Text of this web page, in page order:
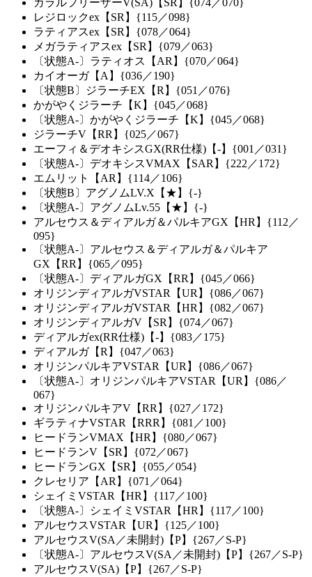
ガラルフリーザーV(SA)【SR】{074／070}
レジロックex【SR】{115／098}
ラティアスex【SR】{078／064}
メガラティアスex【SR】{079／063}
〔状態A-〕ラティオス【AR】{070／064}
カイオーガ【A】{036／190}
〔状態B〕ジラーチEX【R】{051／076}
かがやくジラーチ【K】{045／068}
〔状態A-〕かがやくジラーチ【K】{045／068}
ジラーチV【RR】{025／067}
エーフィ＆デオキシスGX(RR仕様)【-】{001／031}
〔状態A-〕デオキシスVMAX【SAR】{222／172}
エムリット【AR】{114／106}
〔状態B〕アグノムLV.X【★】{-}
〔状態A-〕アグノムLv.55【★】{-}
アルセウス＆ディアルガ＆パルキアGX【HR】{112／
095}
〔状態A-〕アルセウス＆ディアルガ＆パルキア
GX【RR】{065／095}
〔状態A-〕ディアルガGX【RR】{045／066}
オリジンディアルガVSTAR【UR】{086／067}
オリジンディアルガVSTAR【HR】{082／067}
オリジンディアルガV【SR】{074／067}
ディアルガex(RR仕様)【-】{083／175}
ディアルガ【R】{047／063}
オリジンパルキアVSTAR【UR】{086／067}
〔状態A-〕オリジンパルキアVSTAR【UR】{086／
067}
オリジンパルキアV【RR】{027／172}
ギラティナVSTAR【RRR】{081／100}
ヒードランVMAX【HR】{080／067}
ヒードランV【SR】{072／067}
ヒードランGX【SR】{055／054}
クレセリア【AR】{071／064}
シェイミVSTAR【HR】{117／100}
〔状態A-〕シェイミVSTAR【HR】{117／100}
アルセウスVSTAR【UR】{125／100}
アルセウスV(SA／未開封)【P】{267／S-P}
〔状態A-〕アルセウスV(SA／未開封)【P】{267／S-P}
アルセウスV(SA)【P】{267／S-P}